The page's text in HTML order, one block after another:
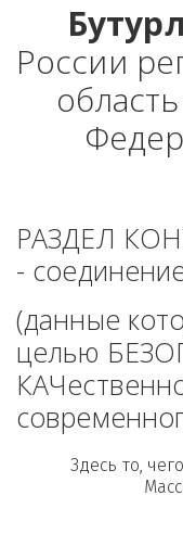
России
РАЗДЕЛ
-
(данные
целью
Здесь то,